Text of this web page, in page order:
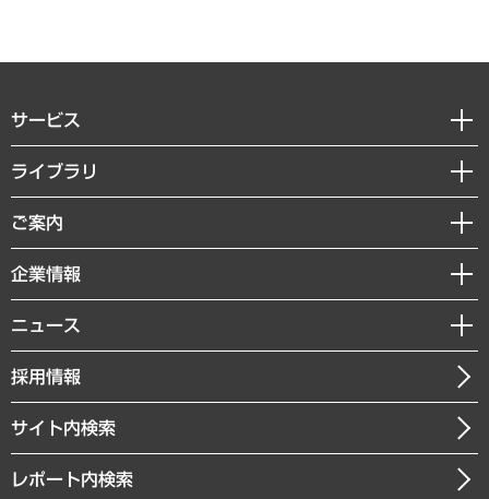
サービス
経営戦略
組織・人事戦略
デジタルイノベーション
共生・ダイバーシティ
GRC（ガバナンス・リスク・コンプライアンス）・防災（政策）
経済・産業・雇用・労働
まちづくり・観光・交通・スポーツ・スマートシティ
ライブラリ
経済調査
レポート
コラム
経営用語集
受託・受注実績（官公庁関連）
メディア掲載・出演
ご案内
セミナー・イベント情報
MUFGビジネスセミナー
受託案件情報
企業情報
私たちの想い
社長メッセージ
会社概要
沿革
ニュース
ニュースリリース
お知らせ
採用情報
サイト内検索
レポート内検索